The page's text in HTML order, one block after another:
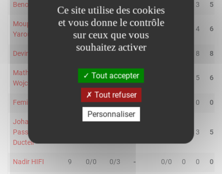
Benoit Mangin 1/1 100.0 3 5
Mouphtaou
Yarou
27 4/9 0/0 44.4 7/7 4 6
Devin Davis 2/7 5/7 50.0 8 8
Mathieu
Wojciechowski
2/3 1/3 50.0 5 6
Femi Olujobi 2/2 2/3 80.0 0 0
Johan
Passave-
Ducteil
3 5
Nadir HIFI 9 0/0 0/3 - 0/0 0 0 0
Ce site utilise des cookies
et vous donne le contrôle
sur ceux que vous
souhaitez activer
Tout accepter
Tout refuser
Personnaliser